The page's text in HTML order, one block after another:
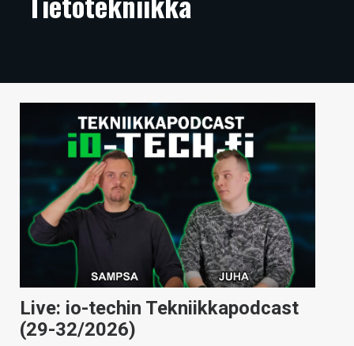
ARTIKKELIT
TECHBBS
KAUPPA
VAIHDA TEEMA
HAKU
Live: io-techin Tekniikkapodcast
(29-32/2026)